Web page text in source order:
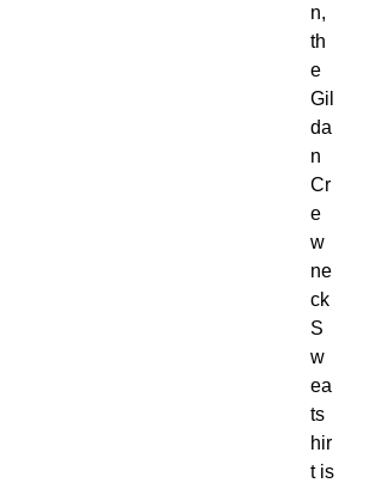
n,
th
e
Gil
da
n
Cr
e
w
ne
ck
S
w
ea
ts
hir
t is